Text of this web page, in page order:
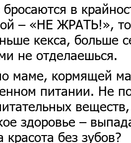
в
– «НЕ ЖРАТЬ!»,
кекса, больше
не отделаешься.
маме, кормящей
питании. Не
здоровье –
красота без зубов?